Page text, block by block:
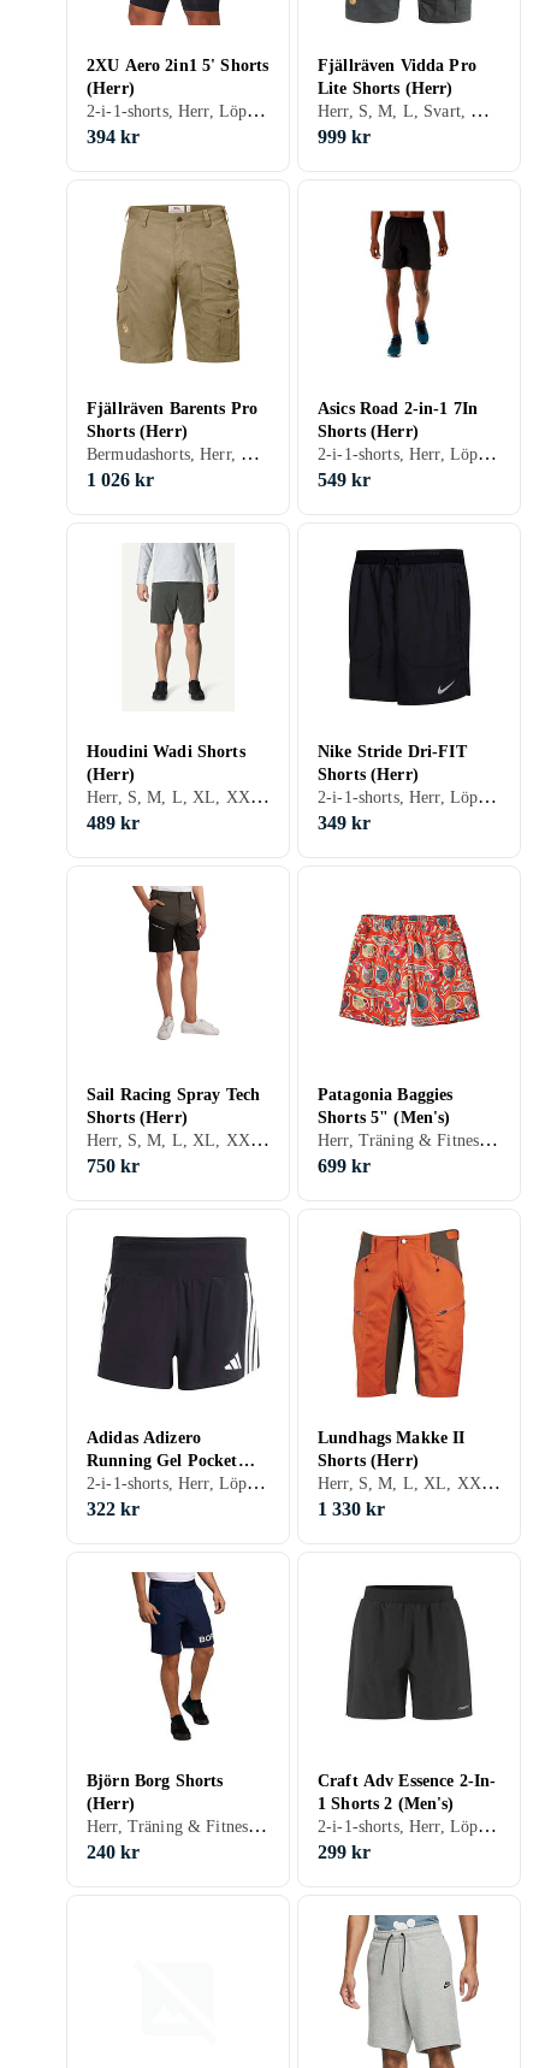
2XU Aero 2in1 5' Shorts
(Herr)
2-i-1-shorts, Herr, Löpning, S, M, L, XL, XXL, XS, XXXL (3XL), Svart, Silver, Grå, Blå, Röd
394 kr
Fjällräven Vidda Pro
Lite Shorts (Herr)
Herr, S, M, L, Svart, Vit, Grå, Blå, Grön, Beige
999 kr
Fjällräven Barents Pro
Shorts (Herr)
Bermudashorts, Herr, Vandring / Outdoor, S, M, L, XL, XXL, XS, XXS, Svart, Grå, Brun, Blå, Orange, Grön, Beige, Khaki
1 026 kr
Asics Road 2-in-1 7In
Shorts (Herr)
2-i-1-shorts, Herr, Löpning, Träning & Fitness, S, M, L, XL, XXL, XS, Svart, Silver, Grå, Blå
549 kr
Houdini Wadi Shorts
(Herr)
Herr, S, M, L, XL, XXL, XS, Svart, Grå, Brun, Blå, Röd, Grön, Beige
489 kr
Nike Stride Dri-FIT
Shorts (Herr)
2-i-1-shorts, Herr, Löpning, Träning & Fitness, S, M, L, XL, XXL, Svart, Vit, Silver, Grå, Turkos, Blå, Röd, Gul, Orange, Lila
349 kr
Sail Racing Spray Tech
Shorts (Herr)
Herr, S, M, L, XL, XXL, XS, Svart, Vit, Grå, Blå, Röd, Grön
750 kr
Patagonia Baggies
Shorts 5" (Men's)
Herr, Träning & Fitness, S, M, L, XL, XXL, XS, Svart, Turkos, Blå, Röd, Gul, Orange, Grön
699 kr
Adidas Adizero
Running Gel Pocket
Shorts (Men's)
2-i-1-shorts, Herr, Löpning, S, M, L, XL, XXL, XS, XXS, Svart, Vit, Silver, Grå, Blå, Röd, Grön, Lila
322 kr
Lundhags Makke II
Shorts (Herr)
Herr, S, M, L, XL, XXL, XS, Svart, Grå, Blå, Röd, Gul, Orange, Guld, Grön, Beige
1 330 kr
Björn Borg Shorts
(Herr)
Herr, Träning & Fitness, S, M, L, XL, XXL, Svart, Vit, Grå, Brun, Blå, Gul, Orange, Grön, Beige, Rosa, Lila, Khaki
240 kr
Craft Adv Essence 2-In-
1 Shorts 2 (Men's)
2-i-1-shorts, Herr, Löpning, Träning & Fitness, S, M, L, XL, XXL, XS, Svart, Grå, Brun, Blå, Grön
299 kr